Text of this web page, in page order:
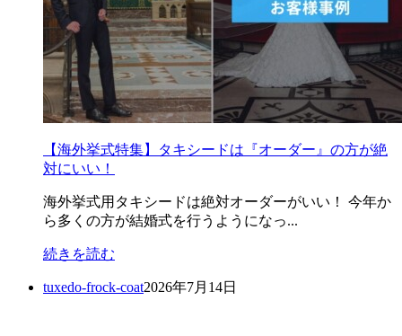
【海外挙式特集】タキシードは『オーダー』の方が絶
対にいい！
海外挙式用タキシードは絶対オーダーがいい！ 今年か
ら多くの方が結婚式を行うようになっ...
続きを読む
tuxedo-frock-coat2026年7月14日